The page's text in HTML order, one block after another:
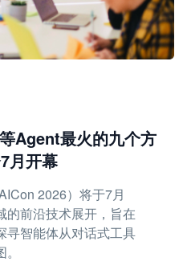
Agent最火的九个方
月开幕
2026）将于7月
的前沿技术展开，旨在
寻智能体从对话式工具